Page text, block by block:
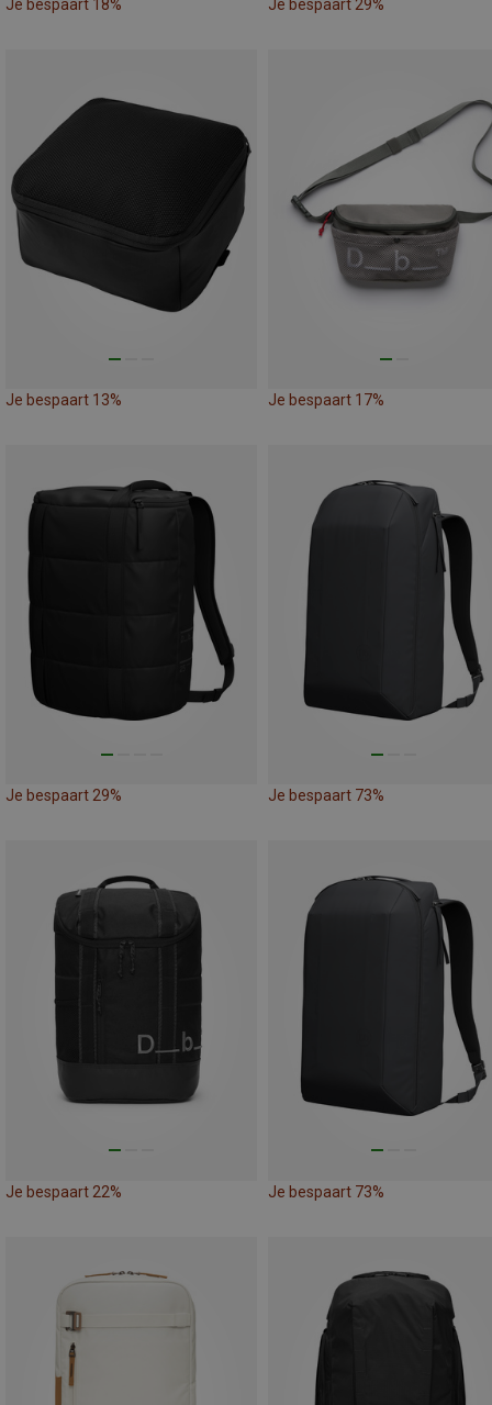
Je bespaart 18% Je bespaart 29%
Je bespaart 13% Je bespaart 17%
Je bespaart 29% Je bespaart 73%
Je bespaart 22% Je bespaart 73%